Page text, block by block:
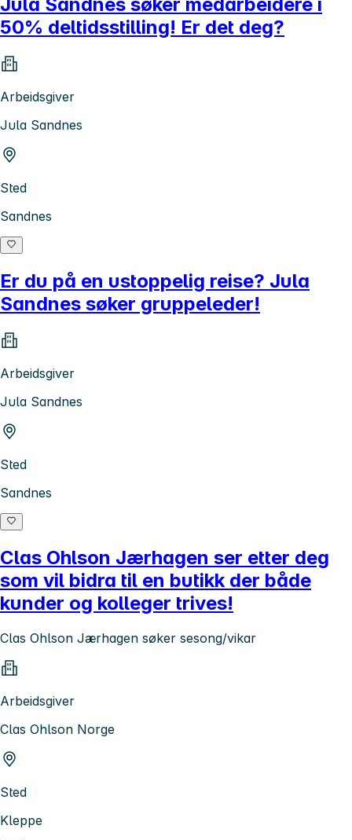
50% deltidsstilling! Er det deg?
Arbeidsgiver
Jula Sandnes
Sted
Sandnes
Er du på en ustoppelig reise? Jula
Sandnes søker gruppeleder!
Arbeidsgiver
Jula Sandnes
Sted
Sandnes
Clas Ohlson Jærhagen ser etter deg
som vil bidra til en butikk der både
kunder og kolleger trives!
Clas Ohlson Jærhagen søker sesong/vikar
Arbeidsgiver
Clas Ohlson Norge
Sted
Kleppe